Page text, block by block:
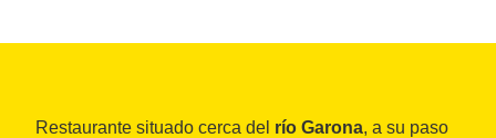
Restaurante situado cerca del río Garona, a su paso